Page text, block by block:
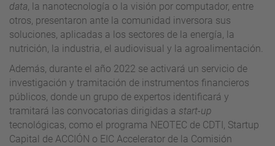
data, la nanotecnología o la visión por computador, entre
otros, presentaron ante la comunidad inversora sus
soluciones, aplicadas a los sectores de la energía, la
nutrición, la industria, el audiovisual y la agroalimentación.
Además, durante el año 2022 se activará un servicio de
investigación y tramitación de instrumentos financieros
públicos, donde un grupo de expertos identificará y
tramitará las convocatorias dirigidas a start-up
tecnológicas, como el programa NEOTEC de CDTI, Startup
Capital de ACCIÓN o EIC Accelerator de la Comisión